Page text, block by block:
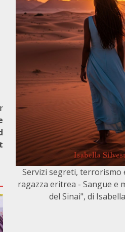
Servizi segreti, terrorismo
ragazza eritrea - Sangue e
del Sinai", di